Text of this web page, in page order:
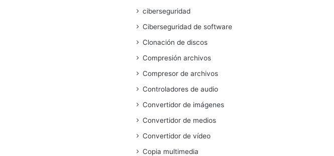
ciberseguridad
Ciberseguridad de software
Clonación de discos
Compresión archivos
Compresor de archivos
Controladores de audio
Convertidor de imágenes
Convertidor de medios
Convertidor de vídeo
Copia multimedia